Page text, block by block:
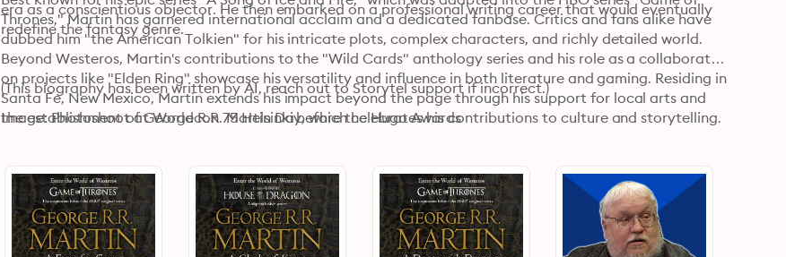
era as a conscientious objector. He then embarked on a professional writing career that would eventually
redefine the fantasy genre.
Thrones," Martin has garnered international acclaim and a dedicated fanbase. Critics and fans alike have
dubbed him "the American Tolkien" for his intricate plots, complex characters, and richly detailed world.
Beyond Westeros, Martin's contributions to the "Wild Cards" anthology series and his role as a collaborator
on projects like "Elden Ring" showcase his versatility and influence in both literature and gaming. Residing in
Santa Fe, New Mexico, Martin extends his impact beyond the page through his support for local arts and
the establishment of George R.R. Martin Day, which celebrates his contributions to culture and storytelling.
(This biography has been written by AI, reach out to Storytel support if incorrect.)
Image: Photoshoot at Worldcon 75 Helsinki before the Hugo Awards